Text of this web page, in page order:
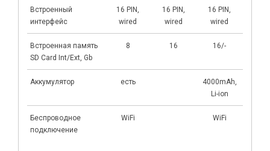
Встроенный
интерфейс
16 PIN,
wired
16 PIN,
wired
16 PIN,
wired
Встроенная память
SD Card Int/Ext, Gb
8 16 16/-
Аккумулятор есть
4000mAh,
Li-ion
Беспроводное
подключение
WiFi WiFi